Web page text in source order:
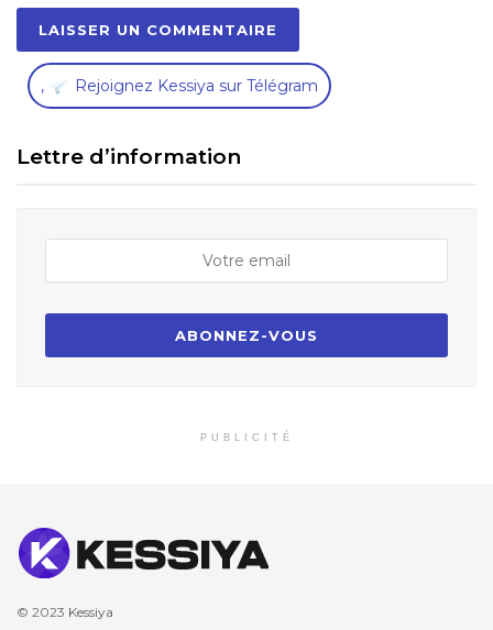
, Rejoignez Kessiya sur Télégram
Lettre d’information
PUBLICITÉ
© 2023 Kessiya